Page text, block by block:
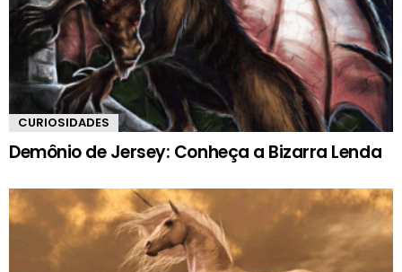
CURIOSIDADES
Demônio de Jersey: Conheça a Bizarra Lenda